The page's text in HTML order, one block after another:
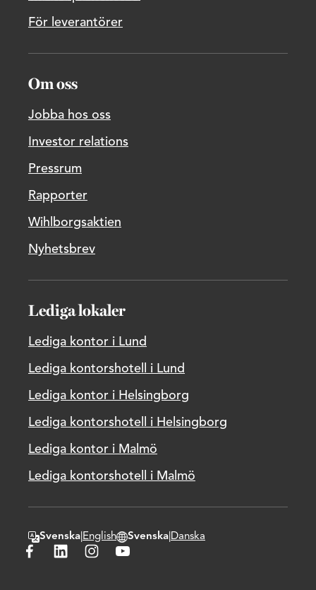
För leverantörer
Om oss
Jobba hos oss
Investor relations
Pressrum
Rapporter
Wihlborgsaktien
Nyhetsbrev
Lediga lokaler
Lediga kontor i Lund
Lediga kontorshotell i Lund
Lediga kontor i Helsingborg
Lediga kontorshotell i Helsingborg
Lediga kontor i Malmö
Lediga kontorshotell i Malmö
Byt textspråk
Svenska English
Byt hemsidans domänspråk
Svenska Danska
Besök Wihlborgs på Facebook
Besök Wihlborgs på LinkedIn
Besök Wihlborgs på Instagram
Besök Wihlborgs på Youtube